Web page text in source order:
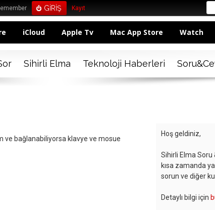
Kayıt
iCloud Apple Tv Mac App Store Watch
Sihirli Elma Teknoloji Haberleri
ve bağlanabiliyorsa klavye ve mosue
Hoş geldiniz,
Sihirli Elma Soru
kısa zamanda
sorun ve diğer
Detaylı bilgi için